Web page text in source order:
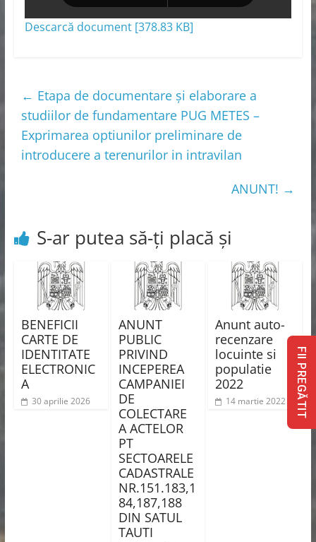
Descarcă document [378.83 KB]
← Etapa de documentare și elaborare a
studiilor de fundamentare PUG METES –
Exprimarea optiunilor preliminare de
introducere a terenurilor in intravilan
ANUNT! →
S-ar putea să-ți placă și
BENEFICII
CARTE DE
IDENTITATE
ELECTRONIC
A
30 aprilie 2026
ANUNT
PUBLIC
PRIVIND
INCEPEREA
CAMPANIEI
DE
COLECTARE
A ACTELOR
PT
SECTOARELE
CADASTRALE
NR.151.183,1
84,187,188
DIN SATUL
TAUTI
Anunt auto-
recenzare
locuinte si
populatie
2022
14 martie 2022 FII PREGĂTIT